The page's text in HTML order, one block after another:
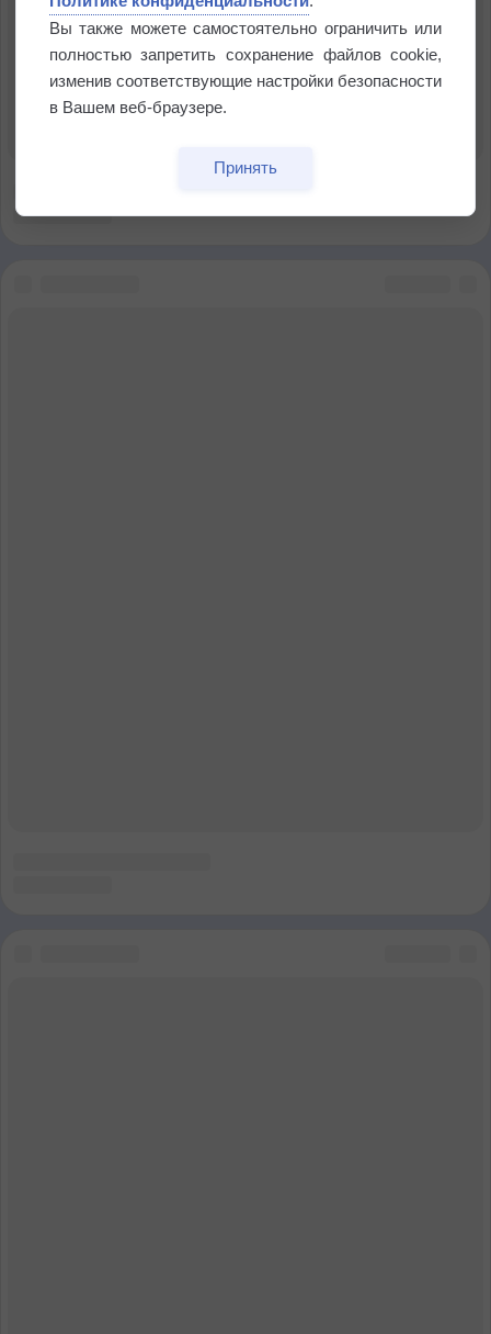
Вы также можете самостоятельно ограничить или
полностью запретить сохранение файлов cookie,
изменив соответствующие настройки безопасности
в Вашем веб-браузере.
Принять